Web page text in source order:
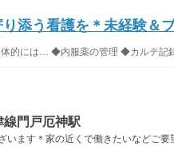
添う看護を＊未経験＆
体的には… ◆内服薬の管理 ◆カルテ
線門戸厄神駅
います＊家の近くで働きたいなどご要